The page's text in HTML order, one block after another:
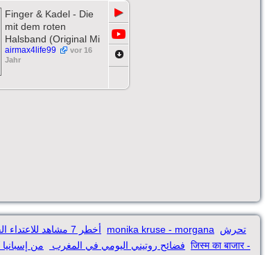
Finger & Kadel - Die
mit dem roten
Halsband (Original Mi
airmax4life99
vor 16
Jahr
▶
أخطر 7 مشاهد للاعتداء الجنسي م monika kruse - morgana
تحرش
فضائح روتيني اليومي في المغرب من
जिस्म का बाजार -